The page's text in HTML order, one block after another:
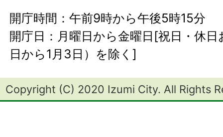
開庁時間：午前9時から午後5時15分
開庁日：月曜日から金曜日[祝日・休
日から1月3日）を除く]
Copyright (C) 2020 Izumi City. All Rights